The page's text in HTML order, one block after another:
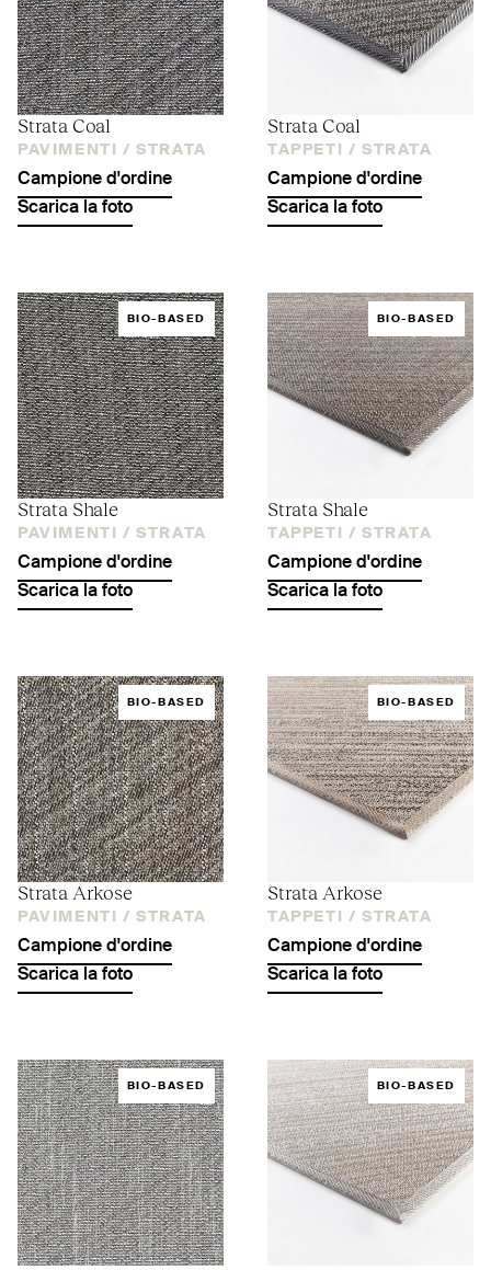
Strata Coal
PAVIMENTI / STRATA
Campione d'ordine
Scarica la foto
Strata Coal
TAPPETI / STRATA
Campione d'ordine
Scarica la foto
BIO-BASED
Strata Shale
PAVIMENTI / STRATA
Campione d'ordine
Scarica la foto
BIO-BASED
Strata Shale
TAPPETI / STRATA
Campione d'ordine
Scarica la foto
BIO-BASED
Strata Arkose
PAVIMENTI / STRATA
Campione d'ordine
Scarica la foto
BIO-BASED
Strata Arkose
TAPPETI / STRATA
Campione d'ordine
Scarica la foto
BIO-BASED BIO-BASED